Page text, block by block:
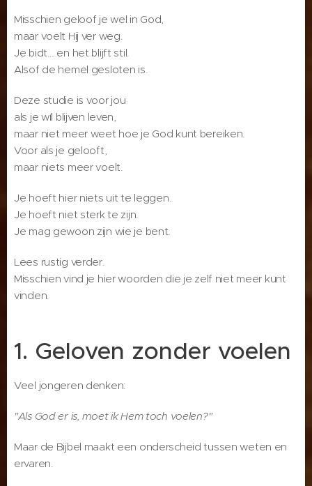
Misschien geloof je wel in God,
maar voelt Hij ver weg.
Je bidt… en het blijft stil.
Alsof de hemel gesloten is.
Deze studie is voor jou
als je wíl blijven leven,
maar niet meer weet hoe je God kunt bereiken.
Voor als je gelooft,
maar niets meer voelt.
Je hoeft hier niets uit te leggen.
Je hoeft niet sterk te zijn.
Je mag gewoon zijn wie je bent.
Lees rustig verder.
Misschien vind je hier woorden die je zelf niet meer kunt
vinden.
1. Geloven zonder voelen
Veel jongeren denken:
"Als God er is, moet ik Hem toch voelen?"
Maar de Bijbel maakt een onderscheid tussen weten en
ervaren.